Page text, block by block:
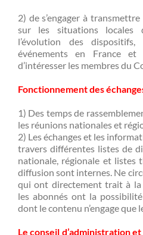
2) de s’engager à
sur les situations locales
l’évolution des
événements en France et
d’intéresser les membres du
Fonctionnement des
1) Des temps de
les réunions nationales et
2) Les échanges et les
travers différentes listes de
nationale, régionale et listes
diffusion sont internes. Ne
qui ont directement trait à la
les abonnés ont la
dont le contenu n’engage que
Le conseil d’administration